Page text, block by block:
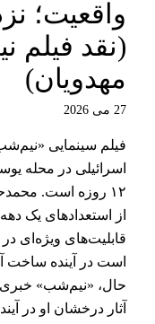
واقعیت؛
(نقد
مهدویان)
27 می 2026
فیلم سینمایی
اسرائیلی در محله
۱۲ روزه است.
از استعدادهای یک
قابلیت‌های ویژه‌ای
است در آینده ساخت
حال، «نیم‌شب» خبری
آثار درخشان او در